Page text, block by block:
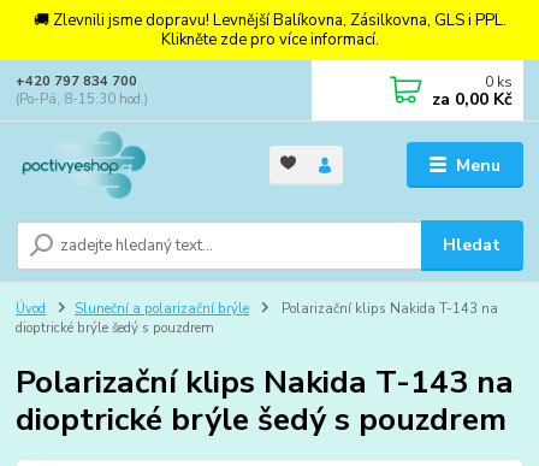
🚚 Zlevnili jsme dopravu! Levnější Balíkovna, Zásilkovna, GLS i PPL.
Klikněte zde pro více informací.
Menu
Hledat
+420 797 834 700
(Po-Pá, 8-15:30 hod.)
0 ks
za 0,00 Kč
Úvod Sluneční a polarizační brýle
Polarizační klips Nakida T-143 na
dioptrické brýle šedý s pouzdrem
Polarizační klips Nakida T-143 na
dioptrické brýle šedý s pouzdrem